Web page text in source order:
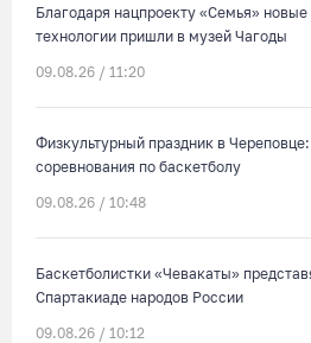
Благодаря нацпроекту «Семья»
технологии пришли в музей Чагоды
09.08.26 / 11:20
Физкультурный праздник в
соревнования по баскетболу
09.08.26 / 10:48
Баскетболистки «Чевакаты»
Спартакиаде народов России
09.08.26 / 10:12